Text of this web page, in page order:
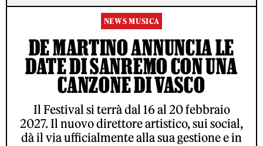
NEWS MUSICA
DE MARTINO ANNUNCIA LE
DATE DI SANREMO CON UNA
CANZONE DI VASCO
Il Festival si terrà dal 16 al 20 febbraio
2027. Il nuovo direttore artistico, sui social,
dà il via ufficialmente alla sua gestione e in